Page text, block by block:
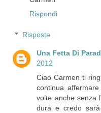
Rispondi
Risposte
Una Fetta Di
2012
Ciao Carmen ti
continua
volte anche senza
dura e credo